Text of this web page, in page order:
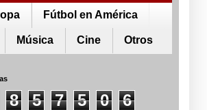
Fútbol en América
Música Cine Otros
8 5 7 5 0 6